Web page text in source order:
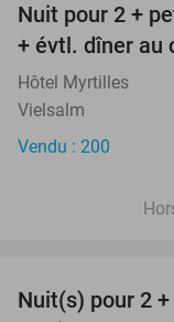
Nuit pour 2 +
+ évtl. dîner au
Hôtel Myrtilles
Vielsalm
Vendu : 200
Nuit(s) pour 2